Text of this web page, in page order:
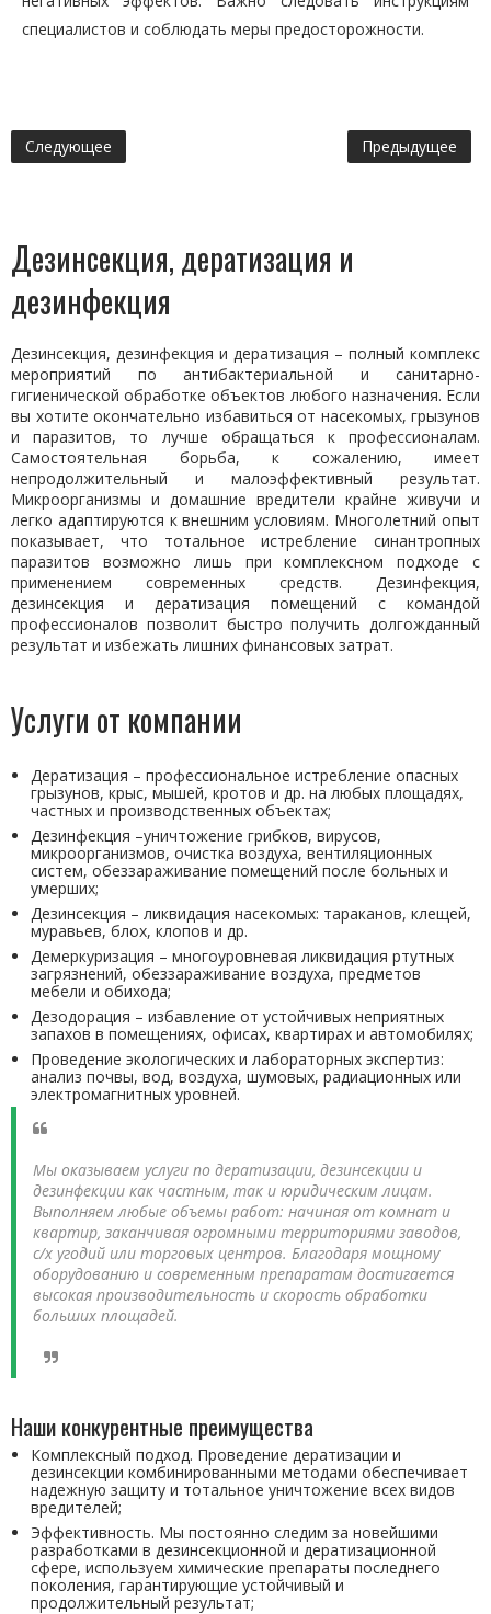
специалистов и соблюдать меры предосторожности.
Следующее Предыдущее
Дезинсекция, дератизация и
дезинфекция
Дезинсекция, дезинфекция и дератизация – полный комплекс
мероприятий по антибактериальной и санитарно-
гигиенической обработке объектов любого назначения. Если
вы хотите окончательно избавиться от насекомых, грызунов
и паразитов, то лучше обращаться к профессионалам.
Самостоятельная борьба, к сожалению, имеет
непродолжительный и малоэффективный результат.
Микроорганизмы и домашние вредители крайне живучи и
легко адаптируются к внешним условиям. Многолетний опыт
показывает, что тотальное истребление синантропных
паразитов возможно лишь при комплексном подходе с
применением современных средств. Дезинфекция,
дезинсекция и дератизация помещений с командой
профессионалов позволит быстро получить долгожданный
результат и избежать лишних финансовых затрат.
Услуги от компании
Дератизация – профессиональное истребление опасных
грызунов, крыс, мышей, кротов и др. на любых площадях,
частных и производственных объектах;
Дезинфекция –уничтожение грибков, вирусов,
микроорганизмов, очистка воздуха, вентиляционных
систем, обеззараживание помещений после больных и
умерших;
Дезинсекция – ликвидация насекомых: тараканов, клещей,
муравьев, блох, клопов и др.
Демеркуризация – многоуровневая ликвидация ртутных
загрязнений, обеззараживание воздуха, предметов
мебели и обихода;
Дезодорация – избавление от устойчивых неприятных
запахов в помещениях, офисах, квартирах и автомобилях;
Проведение экологических и лабораторных экспертиз:
анализ почвы, вод, воздуха, шумовых, радиационных или
электромагнитных уровней.
Мы оказываем услуги по дератизации, дезинсекции и
дезинфекции как частным, так и юридическим лицам.
Выполняем любые объемы работ: начиная от комнат и
квартир, заканчивая огромными территориями заводов,
с/х угодий или торговых центров. Благодаря мощному
оборудованию и современным препаратам достигается
высокая производительность и скорость обработки
больших площадей.
Наши конкурентные преимущества
Комплексный подход. Проведение дератизации и
дезинсекции комбинированными методами обеспечивает
надежную защиту и тотальное уничтожение всех видов
вредителей;
Эффективность. Мы постоянно следим за новейшими
разработками в дезинсекционной и дератизационной
сфере, используем химические препараты последнего
поколения, гарантирующие устойчивый и
продолжительный результат;